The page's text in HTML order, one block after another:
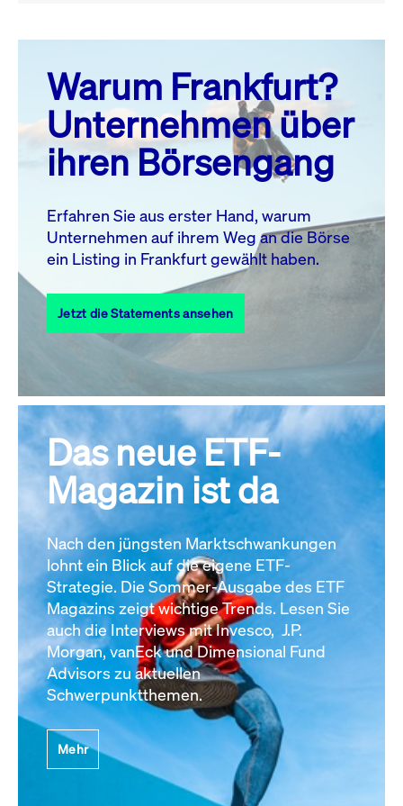
August 26
MO. DI. MI. DO. FR. SA. SO.
1
2
3
4 5 6 7 8
10 11 13 14
17
18 19 20 21 22
23
27 28
31
Alle Events
Warum Frankfurt?
Unternehmen über
ihren Börsengang
Erfahren Sie aus erster Hand, warum
Unternehmen auf ihrem Weg an die Börse
ein Listing in Frankfurt gewählt haben.
Jetzt die Statements ansehen
Das neue ETF-
Magazin ist da
Nach den jüngsten Marktschwankungen
lohnt ein Blick auf die eigene ETF-
Strategie. Die Sommer-Ausgabe des ETF
Magazins zeigt wichtige Trends. Lesen Sie
auch die Interviews mit Invesco, J.P.
Morgan, vanEck und Dimensional Fund
Advisors zu aktuellen
Schwerpunktthemen.
Mehr